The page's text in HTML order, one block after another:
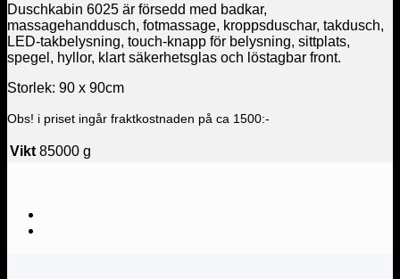
Duschkabin 6025 är försedd med badkar,
massagehanddusch, fotmassage, kroppsduschar, takdusch,
LED-takbelysning, touch-knapp för belysning, sittplats,
spegel, hyllor, klart säkerhetsglas och löstagbar front.
Storlek: 90 x 90cm
Obs! i priset ingår fraktkostnaden på ca 1500:-
Vikt 85000 g